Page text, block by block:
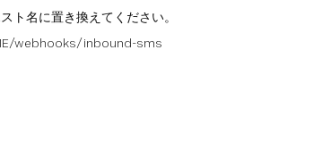
ト名に置き換えてください。
webhooks/inbound-sms